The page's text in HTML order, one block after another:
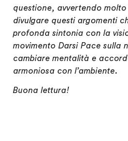
questione, avvertendo
divulgare questi argomenti
profonda sintonia con la
movimento Darsi Pace sulla
cambiare mentalità e
armoniosa con l’ambiente.
Buona lettura!